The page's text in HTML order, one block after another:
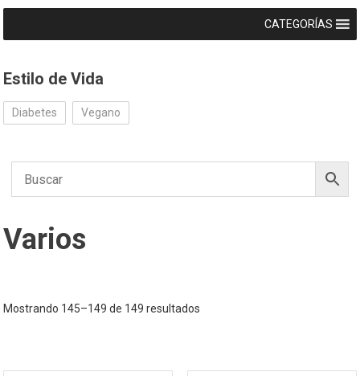
Varios
Mostrando 145–149 de 149 resultados
CATEGORÍAS
Estilo de Vida
Diabetes Vegano